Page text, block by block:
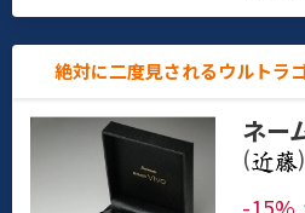
絶対に二度見されるウルトラ
ネー
(
)